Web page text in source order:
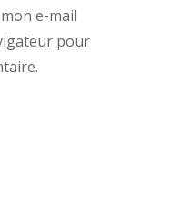
e-mail
pour